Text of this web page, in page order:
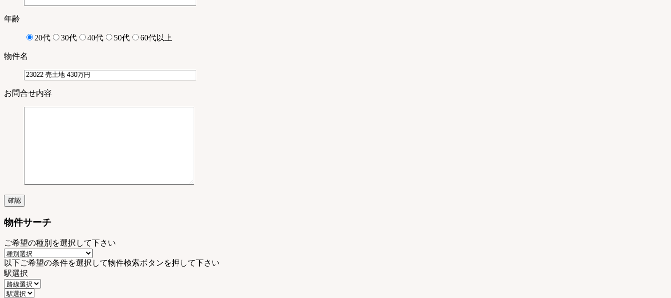
年齢
20代 30代 40代 50代 60代以上
物件名
お問合せ内容
物件サーチ
ご希望の種別を選択して下さい
以下ご希望の条件を選択して物件検索ボタンを押して下さい
駅選択